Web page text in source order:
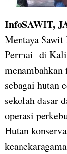
InfoSAWIT,
Mentaya Sawit
Permai di
menambahkan
sebagai hutan
sekolah dasar
operasi
Hutan